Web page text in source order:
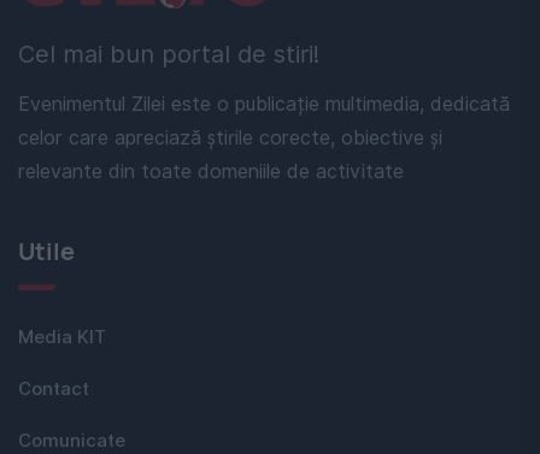
Cel mai bun portal de stiri!
Evenimentul Zilei este o publicație multimedia, dedicată
celor care apreciază știrile corecte, obiective și
relevante din toate domeniile de activitate
Utile
Media KIT
Contact
Comunicate